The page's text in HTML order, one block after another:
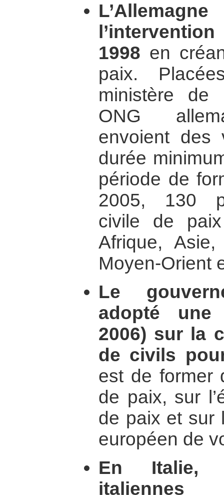
1998 en
paix.
ministère de
ONG
envoient des
durée
période de
2005, 130
civile de
Afrique,
Moyen-Orient
Le
adopté
2006) sur la
de civils
est de former
de paix, sur
de paix et sur
européen de
En Italie,